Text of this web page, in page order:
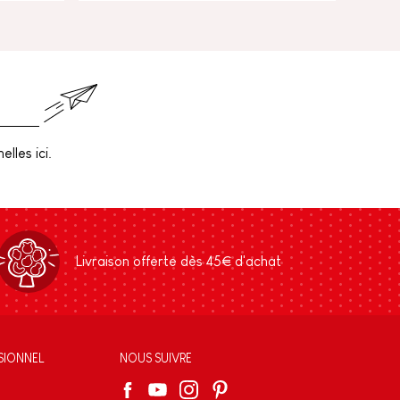
ici.
Livraison offerte dès 45€ d'achat
NOUS SUIVRE